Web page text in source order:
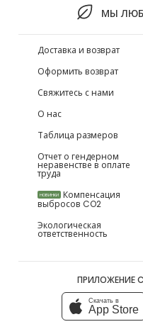
МЫ
Доставка и возврат
Оформить возврат
Свяжитесь с нами
О нас
Таблица размеров
Отчет о гендерном
неравенстве в оплате
труда
НОВИНКИ Компенсация
выбросов CO2
Экологическая
ответственность
ПРИЛОЖЕНИЕ
Скачать в
App Store